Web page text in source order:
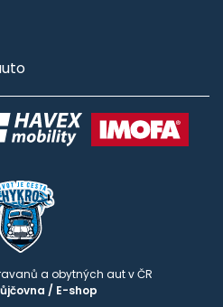
a obytných aut v ČR
/ E-shop